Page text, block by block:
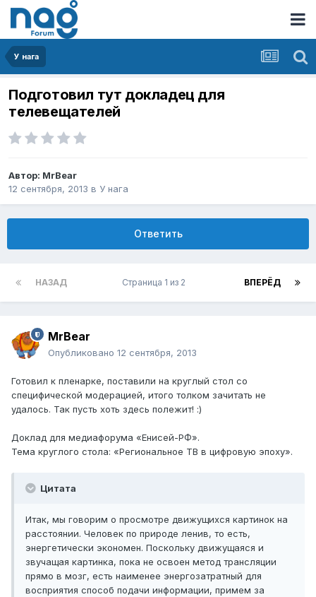
У нага
Подготовил тут докладец для
телевещателей
Автор: MrBear
12 сентября, 2013 в У нага
Ответить
НАЗАД ВПЕРЁД
Страница 1 из 2
MrBear
Опубликовано 12 сентября, 2013
Готовил к пленарке, поставили на круглый стол со
специфической модерацией, итого толком зачитать не
удалось. Так пусть хоть здесь полежит! :)
Доклад для медиафорума «Енисей-РФ».
Тема круглого стола: «Региональное ТВ в цифровую эпоху».
Цитата
Итак, мы говорим о просмотре движущихся картинок на
расстоянии. Человек по природе ленив, то есть,
энергетически экономен. Поскольку движущаяся и
звучащая картинка, пока не освоен метод трансляции
прямо в мозг, есть наименее энергозатратный для
восприятия способ подачи информации, примем за